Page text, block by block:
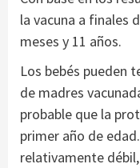
la vacuna a finales
meses y 11 años.
Los bebés pueden
de madres
probable que la
primer año de
relativamente